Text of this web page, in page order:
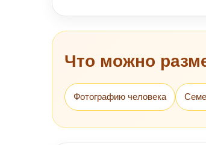
Что можно
Фотографию человека